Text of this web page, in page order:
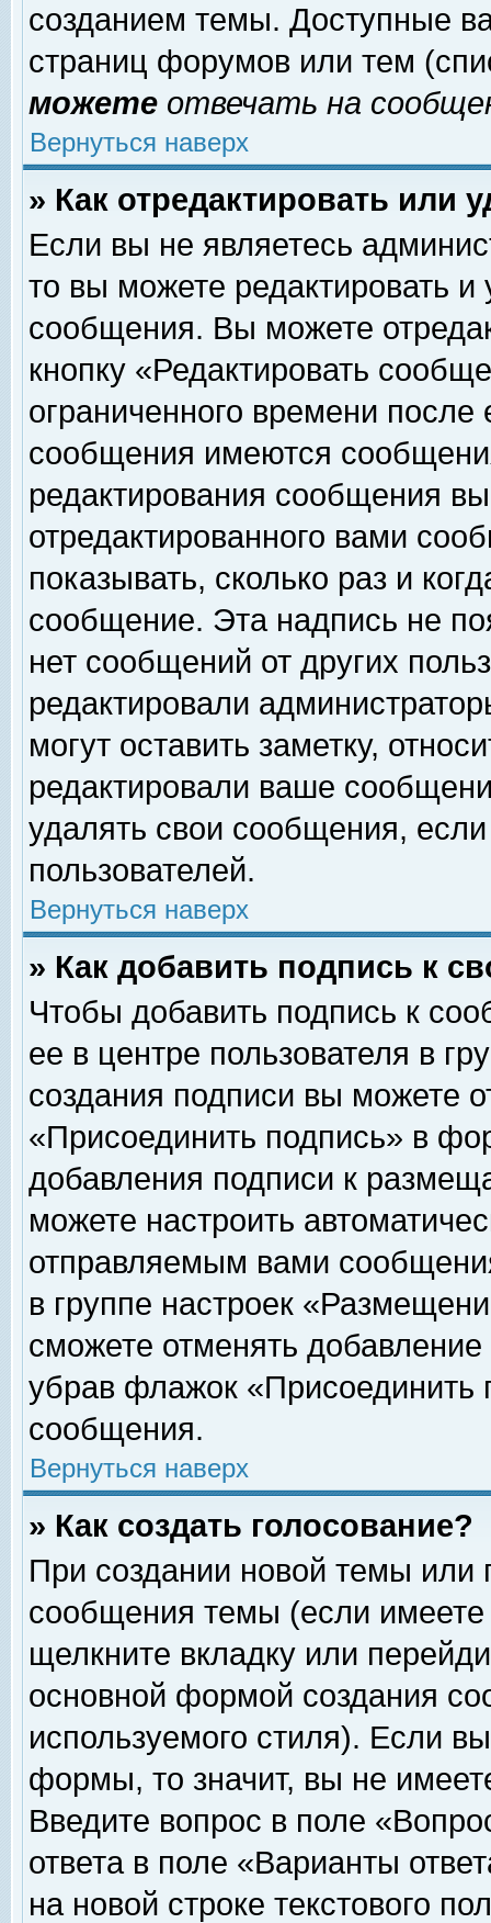
созданием темы. Доступные
страниц форумов или тем
можете отвечать на
Вернуться наверх
» Как отредактировать или
Если вы не являетесь
то вы можете редактировать и
сообщения. Вы можете
кнопку «Редактировать
ограниченного времени
сообщения имеются
редактирования сообщения
отредактированного вами
показывать, сколько раз и
сообщение. Эта надпись не
нет сообщений от других
редактировали
могут оставить заметку,
редактировали ваше
удалять свои сообщения,
пользователей.
Вернуться наверх
» Как добавить подпись к
Чтобы добавить подпись к
ее в центре пользователя в
создания подписи вы можете
«Присоединить подпись» в
добавления подписи к
можете настроить
отправляемым вами
в группе настроек
сможете отменять
убрав флажок «Присоединить
сообщения.
Вернуться наверх
» Как создать голосование?
При создании новой темы или
сообщения темы (если
щелкните вкладку или
основной формой создания
используемого стиля). Если
формы, то значит, вы не
Введите вопрос в поле
ответа в поле «Варианты
на новой строке текстового